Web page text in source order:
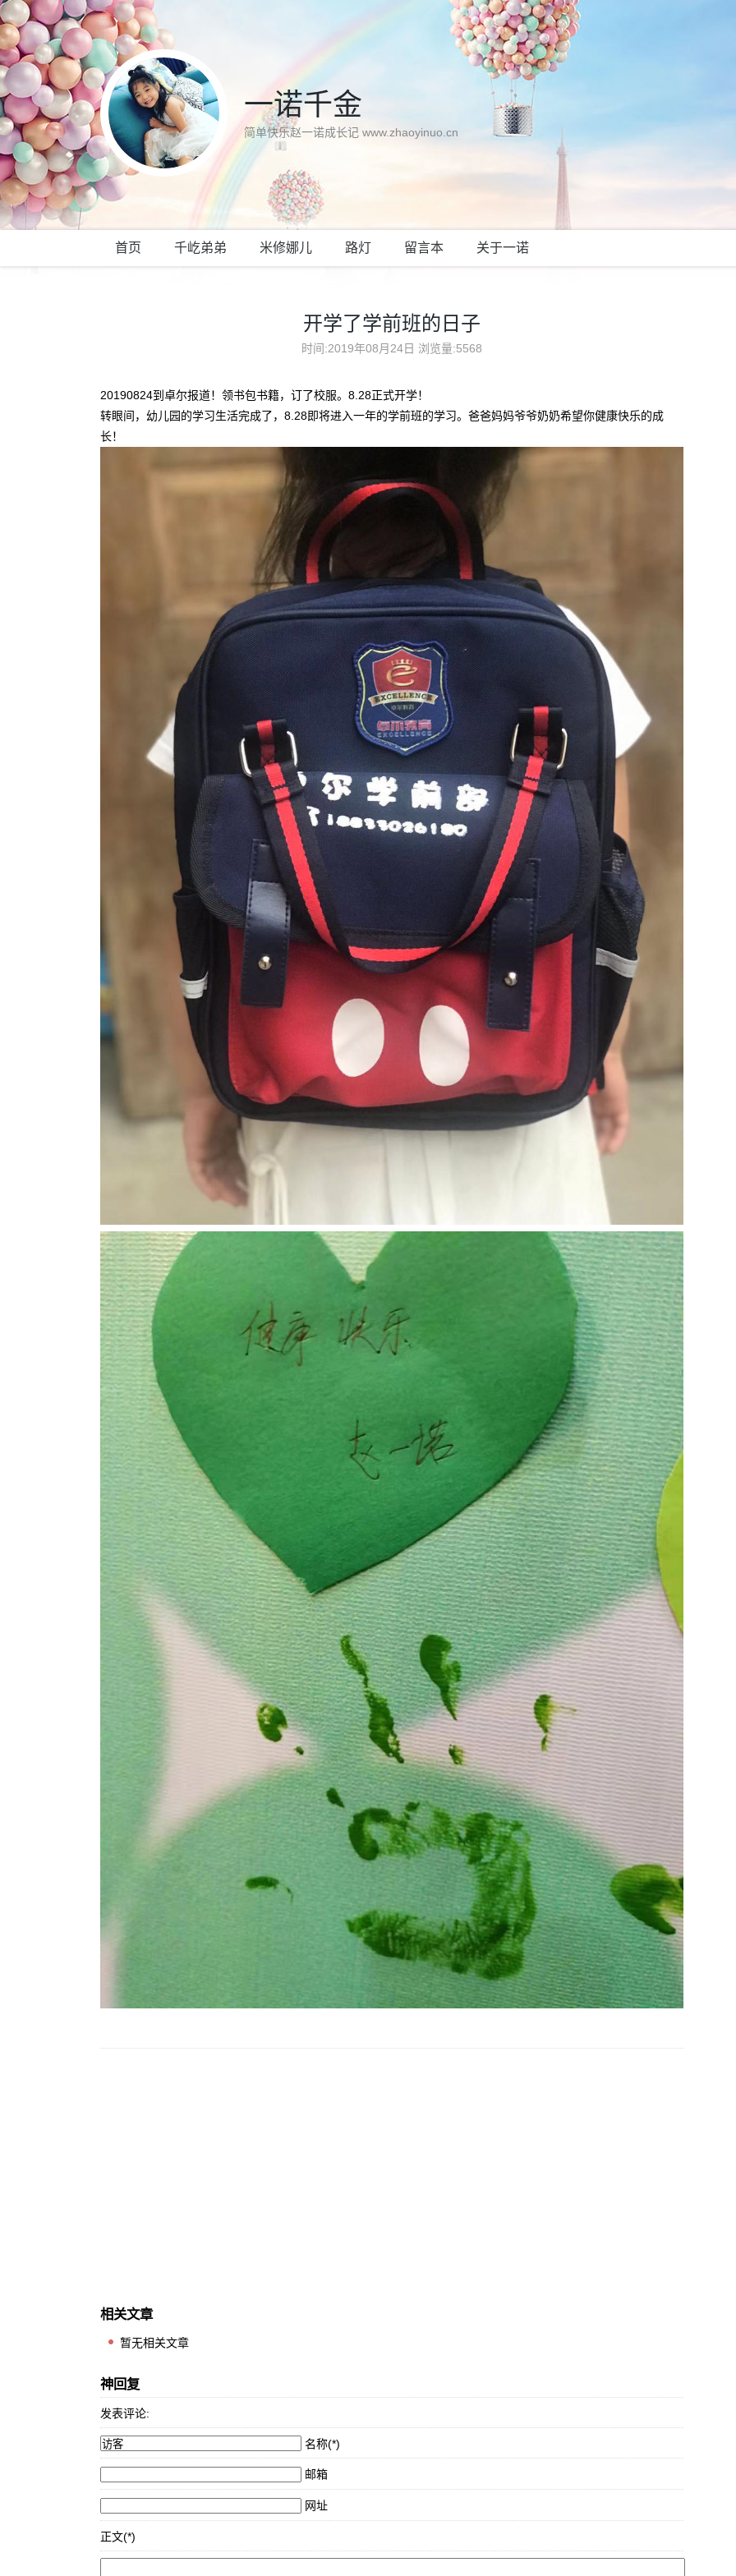
一诺千金
简单快乐赵一诺成长记 www.zhaoyinuo.cn
首页 千屹弟弟 米修娜儿 路灯 留言本 关于一诺
开学了学前班的日子
时间:2019年08月24日 浏览量:5568
20190824到卓尔报道！领书包书籍，订了校服。8.28正式开学！
转眼间，幼儿园的学习生活完成了，8.28即将进入一年的学前班的学习。爸爸妈妈爷爷奶奶希望你健康快乐的成
长！
相关文章
暂无相关文章
神回复
发表评论:
名称(*)
邮箱
网址
正文(*)